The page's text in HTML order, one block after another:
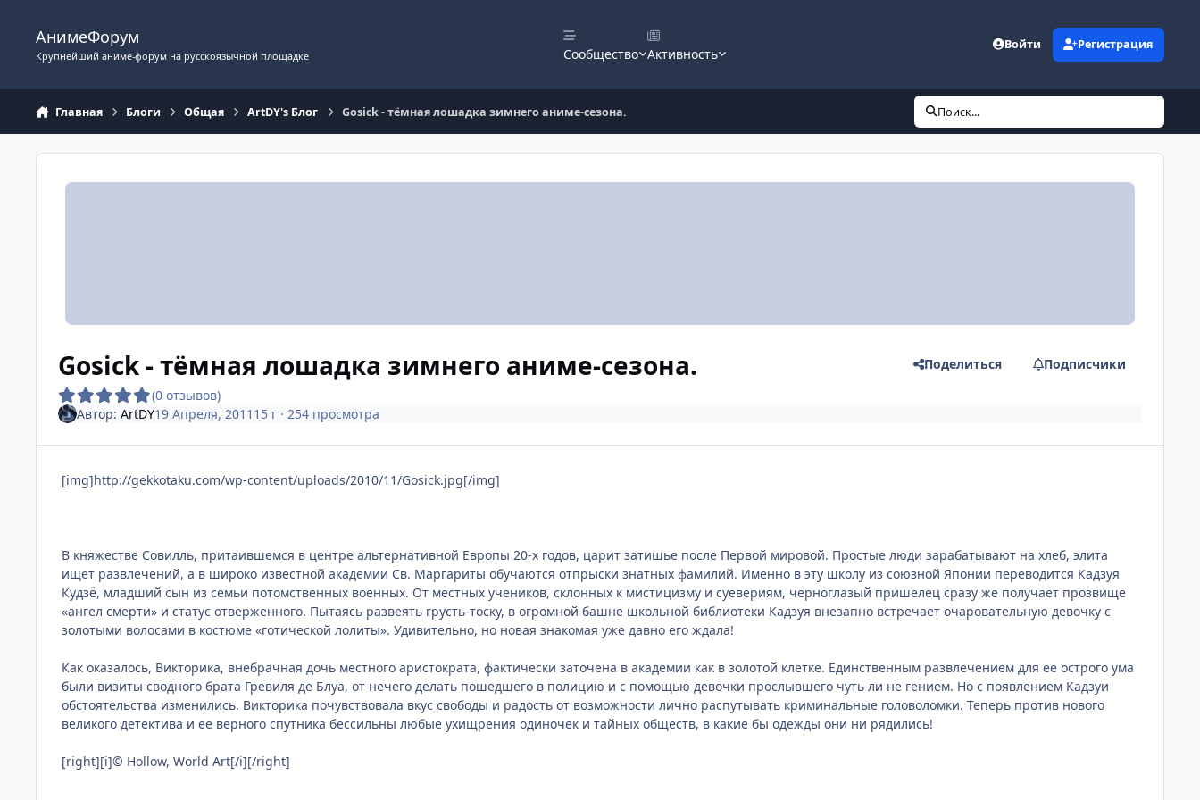
АнимеФорум
Крупнейший аниме-форум на русскоязычной площадке Сообщество Активность
Войти Регистрация
Главная Блоги Общая ArtDY's Блог Gosick - тёмная лошадка зимнего аниме-сезона. Поиск...
Gosick - тёмная лошадка зимнего аниме-сезона.
(0 отзывов)
Поделиться Подписчики
Автор: ArtDY19 Апреля, 2011 15 г· 254 просмотра
[img]http://gekkotaku.com/wp-content/uploads/2010/11/Gosick.jpg[/img]
В княжестве Совилль, притаившемся в центре альтернативной Европы 20-х годов, царит затишье после Первой мировой. Простые люди зарабатывают на хлеб, элита
ищет развлечений, а в широко известной академии Св. Маргариты обучаются отпрыски знатных фамилий. Именно в эту школу из союзной Японии переводится Кадзуя
Кудзё, младший сын из семьи потомственных военных. От местных учеников, склонных к мистицизму и суевериям, черноглазый пришелец сразу же получает прозвище
«ангел смерти» и статус отверженного. Пытаясь развеять грусть-тоску, в огромной башне школьной библиотеки Кадзуя внезапно встречает очаровательную девочку с
золотыми волосами в костюме «готической лолиты». Удивительно, но новая знакомая уже давно его ждала!
Как оказалось, Викторика, внебрачная дочь местного аристократа, фактически заточена в академии как в золотой клетке. Единственным развлечением для ее острого ума
были визиты сводного брата Гревиля де Блуа, от нечего делать пошедшего в полицию и с помощью девочки прослывшего чуть ли не гением. Но с появлением Кадзуи
обстоятельства изменились. Викторика почувствовала вкус свободы и радость от возможности лично распутывать криминальные головоломки. Теперь против нового
великого детектива и ее верного спутника бессильны любые ухищрения одиночек и тайных обществ, в какие бы одежды они ни рядились!
[right][i]© Hollow, World Art[/i][/right]